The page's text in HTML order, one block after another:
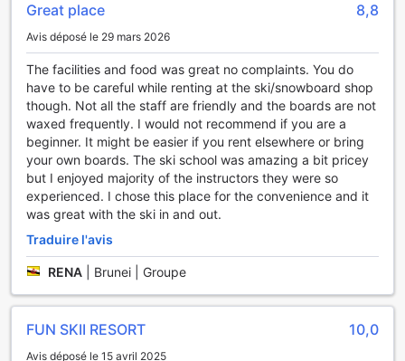
rafraîchir lors des journées chaudes. Si vous êtes d'humeur
compétitive, faites du sport avec votre groupe de voyage
ou avec d'autres hôtes de ce resort en profitant
d'équipements tel que table de ping-pong.
Rencontrez d'autres personnes dans ce resort, où vous
pouvez rencontrer d'autres hôtes en passant du temps
dans les espaces que l'établissement met à votre
disposition comme bibliothèque. Vous cherchez des
souvenirs pour quelqu'un qui vous est spécial vous
trouverez votre bonheur aux Boutiques et magasins de
souvenirs.
qu'ici, vu qu'elles représentent moins de 96 % des
hébergements de la ville.
Great place 8,8
Avis déposé le 29 mars 2026
The facilities and food was great no complaints. You do
have to be careful while renting at the ski/snowboard shop
though. Not all the staff are friendly and the boards are not
waxed frequently. I would not recommend if you are a
beginner. It might be easier if you rent elsewhere or bring
your own boards. The ski school was amazing a bit pricey
but I enjoyed majority of the instructors they were so
experienced. I chose this place for the convenience and it
was great with the ski in and out.
Traduire l'avis
RENA Brunei | Groupe
FUN SKII RESORT 10,0
Avis déposé le 15 avril 2025